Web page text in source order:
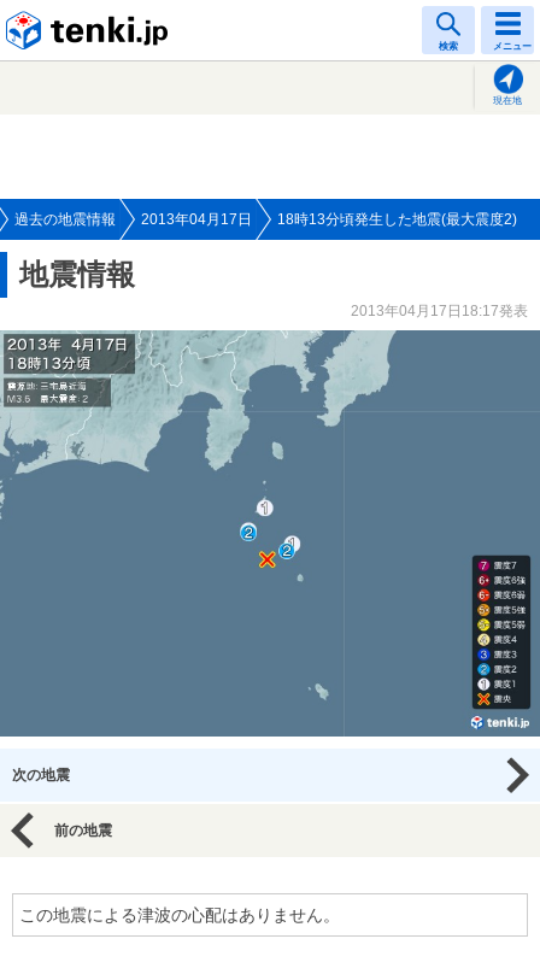
検索 メニュー
現在地
過去の地震情報 2013年04月17日 18時13分頃発生した地震(最大震度2)
地震情報
2013年04月17日18:17発表
次の地震
前の地震
この地震による津波の心配はありません。